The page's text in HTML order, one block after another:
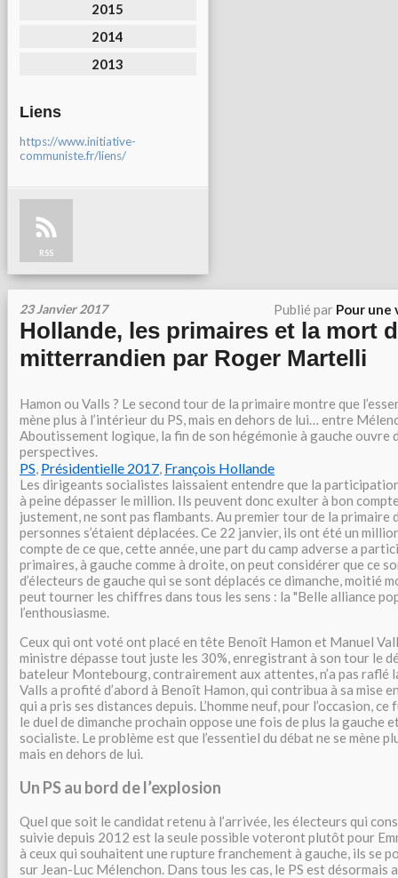
2015
2014
2013
Liens
https://www.initiative-
communiste.fr/liens/
RSS
23 Janvier 2017 Publié par Pour une
Hollande, les primaires et la mort
mitterrandien par Roger Martelli
Hamon ou Valls ? Le second tour de la primaire montre que
mène plus à l’intérieur du PS, mais en dehors de lui… entre
Aboutissement logique, la fin de son hégémonie à gauche ouvre
perspectives.
PS, Présidentielle 2017, François Hollande
Les dirigeants socialistes laissaient entendre que la
à peine dépasser le million. Ils peuvent donc exulter à bon
justement, ne sont pas flambants. Au premier tour de la primaire
personnes s’étaient déplacées. Ce 22 janvier, ils ont été un
compte de ce que, cette année, une part du camp adverse a
primaires, à gauche comme à droite, on peut considérer que ce
d’électeurs de gauche qui se sont déplacés ce dimanche, moitié
peut tourner les chiffres dans tous les sens : la "Belle alliance
l’enthousiasme.
Ceux qui ont voté ont placé en tête Benoît Hamon et Manuel
ministre dépasse tout juste les 30%, enregistrant à son tour le
bateleur Montebourg, contrairement aux attentes, n’a pas raflé
Valls a profité d’abord à Benoît Hamon, qui contribua à sa mise
qui a pris ses distances depuis. L’homme neuf, pour l’occasion,
le duel de dimanche prochain oppose une fois de plus la gauche
socialiste. Le problème est que l’essentiel du débat ne se mène
mais en dehors de lui.
Un PS au bord de l’explosion
Quel que soit le candidat retenu à l’arrivée, les électeurs qui
suivie depuis 2012 est la seule possible voteront plutôt pour
à ceux qui souhaitent une rupture franchement à gauche, ils se
sur Jean-Luc Mélenchon. Dans tous les cas, le PS est désormais